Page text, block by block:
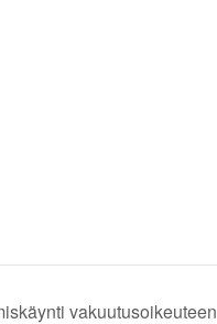
vakuutusoikeuteen